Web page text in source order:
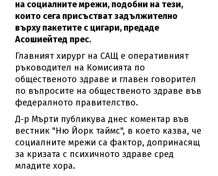
на социалните мрежи, подобни на тези,
които сега присъстват задължително
върху пакетите с цигари, предаде
Асошиейтед прес.
Главният хирург на САЩ е оперативният
ръководител на Комисията по
общественото здраве и главен говорител
по въпросите на общественото здраве във
федералното правителство.
Д-р Мърти публикува днес коментар във
вестник "Ню Йорк таймс", в което казва, че
социалните мрежи са фактор, допринасящ
за кризата с психичното здраве сред
младите хора.